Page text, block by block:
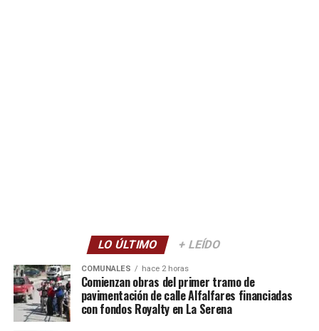
LO ÚLTIMO + LEÍDO
COMUNALES hace 2 horas
Comienzan obras del primer tramo de
pavimentación de calle Alfalfares financiadas
con fondos Royalty en La Serena